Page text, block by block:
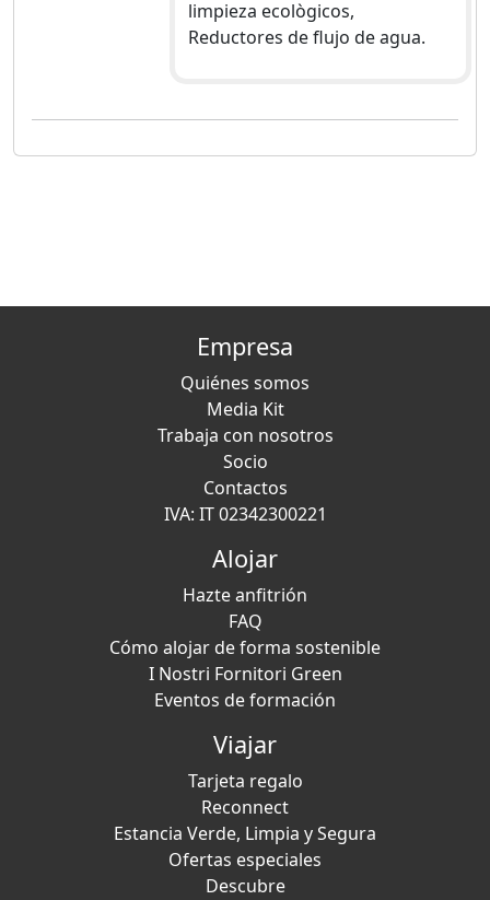
limpieza ecològicos,
Reductores de flujo de agua.
Empresa
Quiénes somos
Media Kit
Trabaja con nosotros
Socio
Contactos
IVA: IT 02342300221
Alojar
Hazte anfitrión
FAQ
Cómo alojar de forma sostenible
I Nostri Fornitori Green
Eventos de formación
Viajar
Tarjeta regalo
Reconnect
Estancia Verde, Limpia y Segura
Ofertas especiales
Descubre